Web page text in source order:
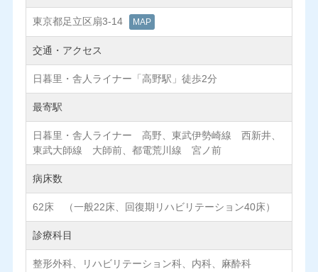
東京都足立区扇3-14 MAP
交通・アクセス
日暮里・舎人ライナー「高野駅」徒歩2分
最寄駅
日暮里・舎人ライナー 高野、東武伊勢崎線 西新井、
東武大師線 大師前、都電荒川線 宮ノ前
病床数
62床 （一般22床、回復期リハビリテーション40床）
診療科目
整形外科、リハビリテーション科、内科、麻酔科